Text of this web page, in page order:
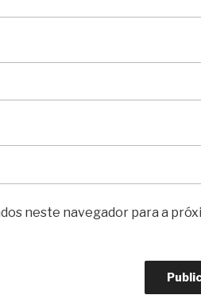
neste navegador para a